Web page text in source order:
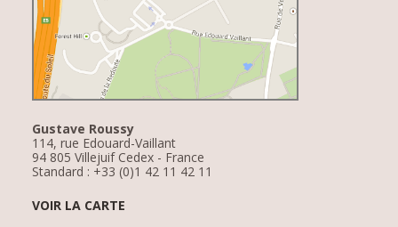
Gustave Roussy
114, rue Edouard-Vaillant
94 805 Villejuif Cedex - France
Standard : +33 (0)1 42 11 42 11
VOIR LA CARTE